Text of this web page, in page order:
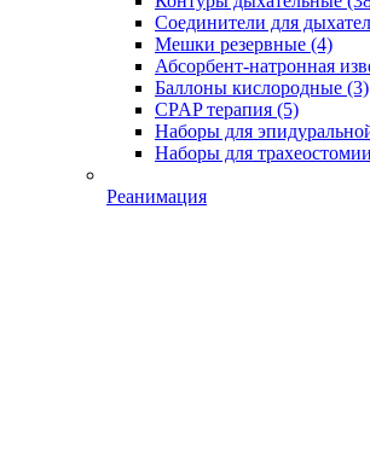
Соединители для
Мешки резервные (4)
Абсорбент-натронная
Баллоны кислородные (3)
CPAP терапия (5)
Наборы для
Наборы для трахеостомии
Реанимация